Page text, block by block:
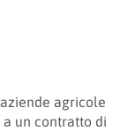
agricole
un contratto di